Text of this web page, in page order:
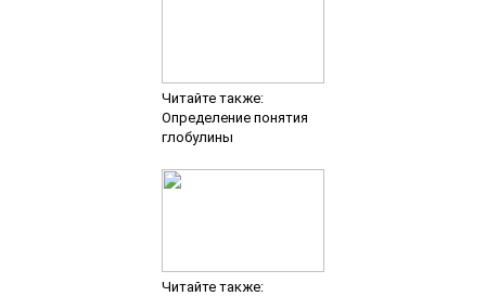
Читайте также:
Определение понятия
глобулины
Читайте также: